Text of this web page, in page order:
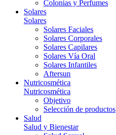
Colonias y Perfumes
Solares
Solares
Solares Faciales
Solares Corporales
Solares Capilares
Solares Vía Oral
Solares Infantiles
Aftersun
Nutricosmética
Nutricosmética
Objetivo
Selección de productos
Salud
Salud y Bienestar